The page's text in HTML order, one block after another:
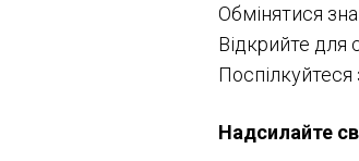
Обмінятися
Відкрийте для
Надсилайте